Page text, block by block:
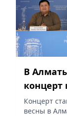
В
концерт
Концерт
весны в